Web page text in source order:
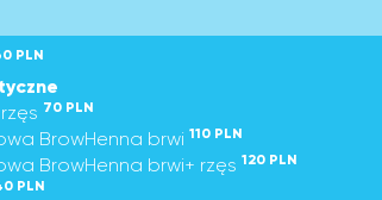
PLN
70 PLN
BrowHenna brwi 110 PLN
BrowHenna brwi+ rzęs 120 PLN
PLN